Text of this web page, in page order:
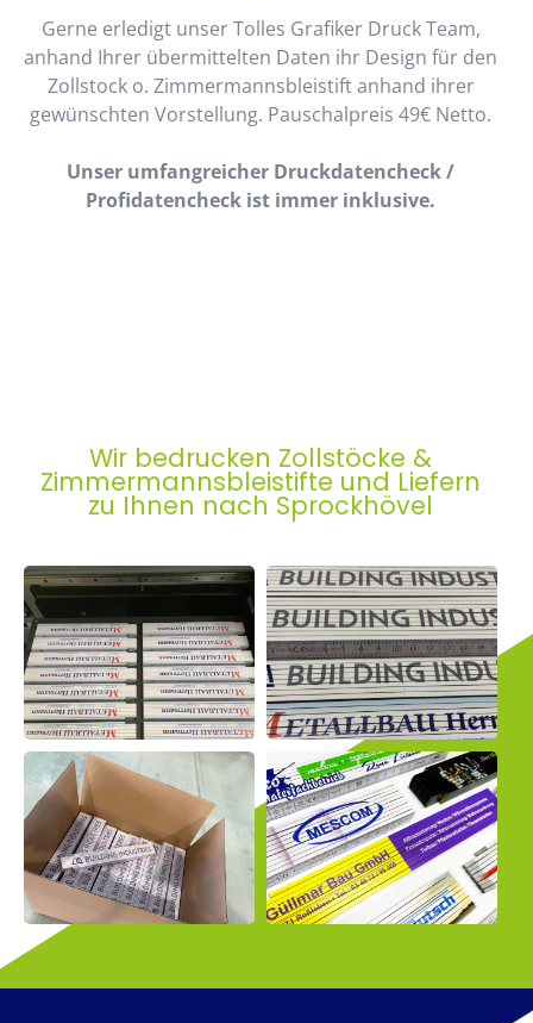
Gerne erledigt unser Tolles Grafiker Druck Team,
anhand Ihrer übermittelten Daten ihr Design für den
Zollstock o. Zimmermannsbleistift anhand ihrer
gewünschten Vorstellung. Pauschalpreis 49€ Netto.
Unser umfangreicher Druckdatencheck /
Profidatencheck ist immer inklusive.
Wir bedrucken Zollstöcke &
Zimmermannsbleistifte und Liefern
zu Ihnen nach Sprockhövel